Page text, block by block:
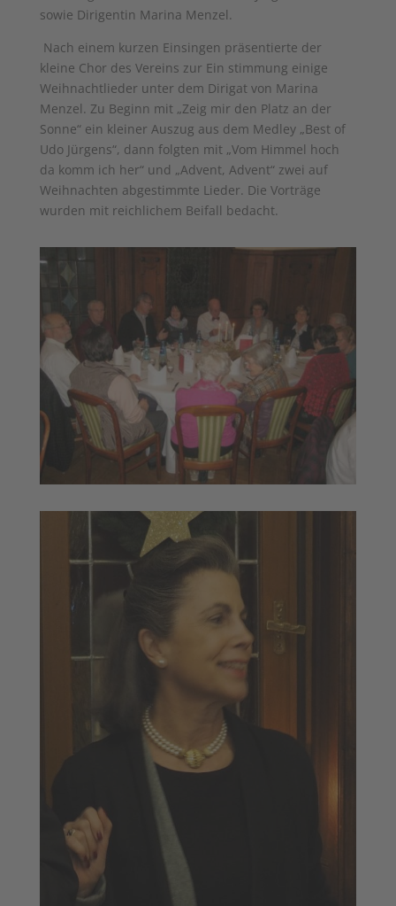
sowie Dirigentin Marina Menzel.
Nach einem kurzen Einsingen präsentierte der
kleine Chor des Vereins zur Ein­ stimmung einige
Weihnachtlieder unter dem Dirigat von Marina
Menzel. Zu Beginn mit „Zeig mir den Platz an der
Sonne“ ein kleiner Auszug aus dem Medley „Best of
Udo Jürgens“, dann folgten mit „Vom Himmel hoch
da komm ich her“ und „Advent, Advent“ zwei auf
Weihnachten abgestimmte Lieder. Die Vorträge
wurden mit reichlichem Beifall bedacht.